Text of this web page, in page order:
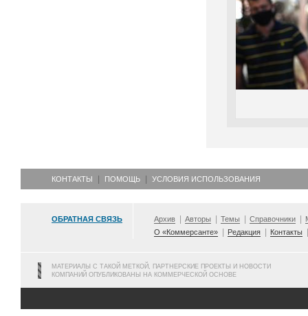
КОНТАКТЫ ПОМОЩЬ УСЛОВИЯ ИСПОЛЬЗОВАНИЯ
ОБРАТНАЯ СВЯЗЬ Архив Авторы Темы Справочники
О «Коммерсанте»
Редакция Контакты
МАТЕРИАЛЫ С ТАКОЙ МЕТКОЙ, ПАРТНЕРСКИЕ ПРОЕКТЫ И НОВОСТИ
КОМПАНИЙ ОПУБЛИКОВАНЫ НА КОММЕРЧЕСКОЙ ОСНОВЕ